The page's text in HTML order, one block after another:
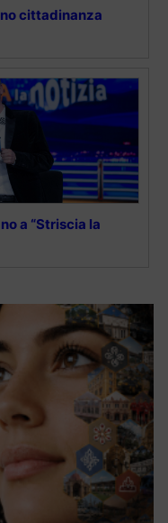
cittadinanza
a “Striscia la